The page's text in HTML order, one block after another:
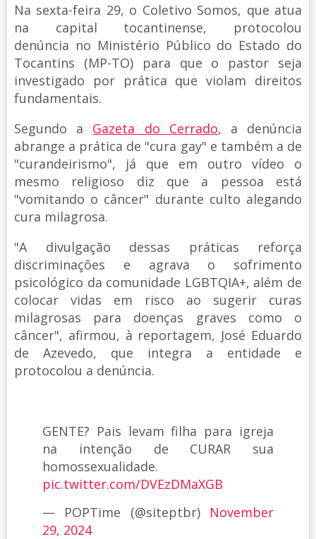
Na sexta-feira 29, o Coletivo Somos, que atua
na capital tocantinense, protocolou
denúncia no Ministério Público do Estado do
Tocantins (MP-TO) para que o pastor seja
investigado por prática que violam direitos
fundamentais.
Segundo a Gazeta do Cerrado, a denúncia
abrange a prática de "cura gay" e também a de
"curandeirismo", já que em outro vídeo o
mesmo religioso diz que a pessoa está
"vomitando o câncer" durante culto alegando
cura milagrosa.
"A divulgação dessas práticas reforça
discriminações e agrava o sofrimento
psicológico da comunidade LGBTQIA+, além de
colocar vidas em risco ao sugerir curas
milagrosas para doenças graves como o
câncer", afirmou, à reportagem, José Eduardo
de Azevedo, que integra a entidade e
protocolou a denúncia.
GENTE? Pais levam filha para igreja
na intenção de CURAR sua
homossexualidade.
pic.twitter.com/DVEzDMaXGB
— POPTime (@siteptbr) November
29, 2024